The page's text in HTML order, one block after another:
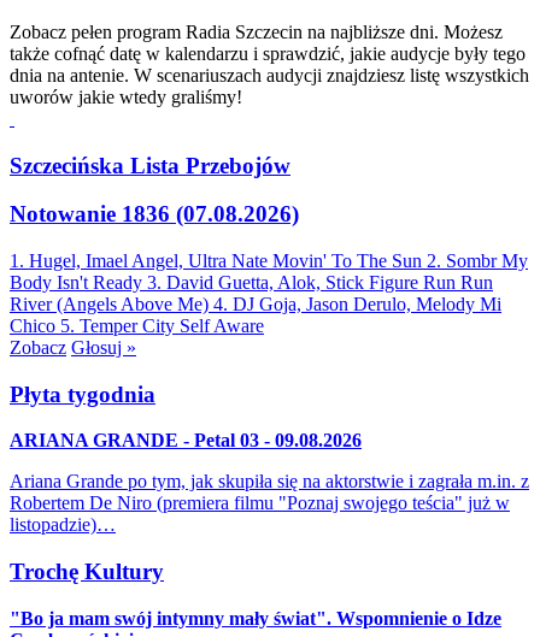
Zobacz pełen program Radia Szczecin na najbliższe dni. Możesz
także cofnąć datę w kalendarzu i sprawdzić, jakie audycje były tego
dnia na antenie. W scenariuszach audycji znajdziesz listę wszystkich
uworów jakie wtedy graliśmy!
Szczecińska Lista Przebojów
Notowanie 1836 (07.08.2026)
1. Hugel, Imael Angel, Ultra Nate Movin' To The Sun 2. Sombr My
Body Isn't Ready 3. David Guetta, Alok, Stick Figure Run Run
River (Angels Above Me) 4. DJ Goja, Jason Derulo, Melody Mi
Chico 5. Temper City Self Aware
Zobacz Głosuj »
Płyta tygodnia
ARIANA GRANDE - Petal 03 - 09.08.2026
Ariana Grande po tym, jak skupiła się na aktorstwie i zagrała m.in. z
Robertem De Niro (premiera filmu "Poznaj swojego teścia" już w
listopadzie)…
Trochę Kultury
"Bo ja mam swój intymny mały świat". Wspomnienie o Idze